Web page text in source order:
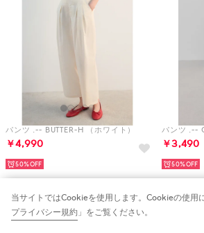
パンツ .-- BUTTER-H （ホワイト）
￥4,990
50%
￥3,490
50%
当サイトではCookieを使用します。Cookieの使用
プライバシー規約 」をご覧ください。